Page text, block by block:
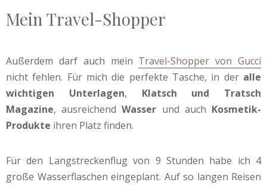
Mein Travel-Shopper
Außerdem darf auch mein Travel-Shopper von Gucci
nicht fehlen. Für mich die perfekte Tasche, in der alle
wichtigen Unterlagen, Klatsch und Tratsch
Magazine, ausreichendWasser und auch Kosmetik-
Produkte ihren Platz finden.
Für den Langstreckenflug von 9 Stunden habe ich 4
große Wasserflaschen eingeplant. Auf so langen Reisen